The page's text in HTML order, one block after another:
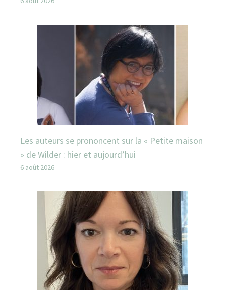
Les auteurs se prononcent sur la « Petite maison
» de Wilder : hier et aujourd’hui
6 août 2026